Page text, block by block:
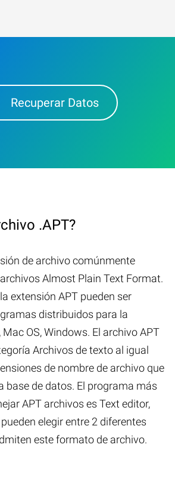
Recuperar Datos
.APT?
de archivo comúnmente
Almost Plain Text Format.
extensión APT pueden ser
distribuidos para la
OS, Windows. El archivo APT
Archivos de texto al igual
de nombre de archivo que
base de datos. El programa más
APT archivos es Text editor,
elegir entre 2 diferentes
este formato de archivo.